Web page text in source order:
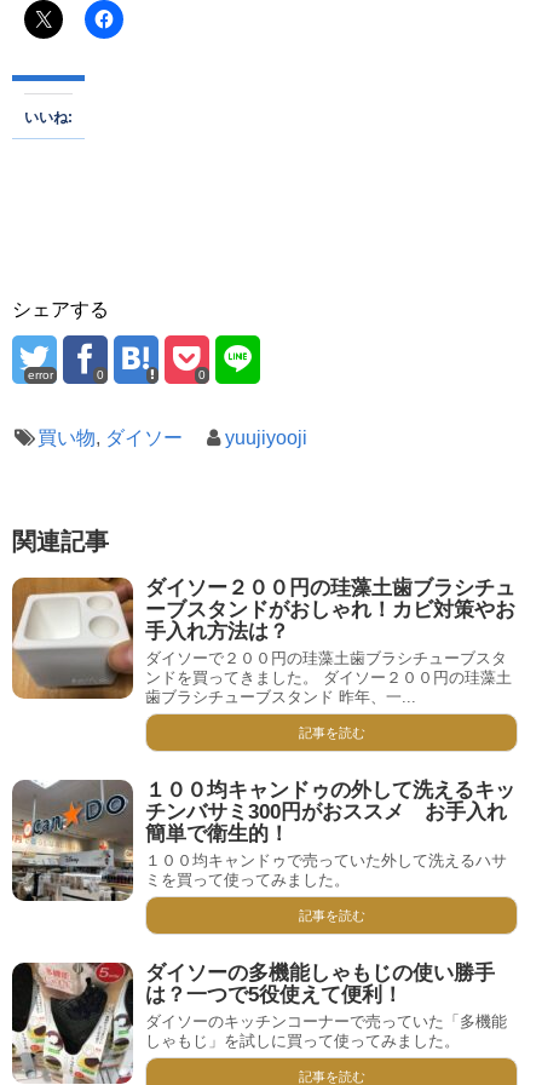
いいね:
シェアする
error 0 0
買い物, ダイソー yuujiyooji
関連記事
ダイソー２００円の珪藻土歯ブラシチュ
ーブスタンドがおしゃれ！カビ対策やお
手入れ方法は？
ダイソーで２００円の珪藻土歯ブラシチューブスタ
ンドを買ってきました。 ダイソー２００円の珪藻土
歯ブラシチューブスタンド 昨年、一...
記事を読む
１００均キャンドゥの外して洗えるキッ
チンバサミ300円がおススメ お手入れ
簡単で衛生的！
１００均キャンドゥで売っていた外して洗えるハサ
ミを買って使ってみました。
記事を読む
ダイソーの多機能しゃもじの使い勝手
は？一つで5役使えて便利！
ダイソーのキッチンコーナーで売っていた「多機能
しゃもじ」を試しに買って使ってみました。
記事を読む